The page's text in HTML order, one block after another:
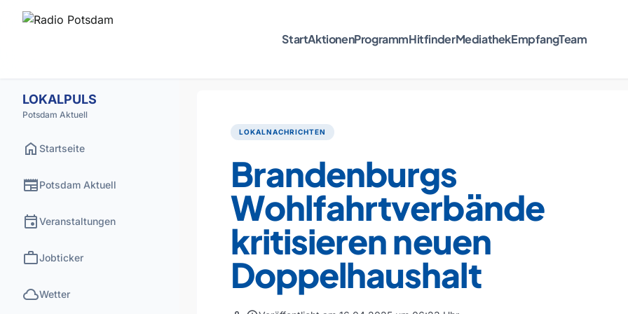
StartAktionenProgrammHitfinderMediathekEmpfangTeam
LOKALPULS
Potsdam Aktuell
home Startseite
newspaperPotsdam Aktuell
eventVeranstaltungen
workJobticker
cloudWetter
LOKALNACHRICHTEN
Brandenburgs
Wohlfahrtverbände
kritisieren neuen
Doppelhaushalt